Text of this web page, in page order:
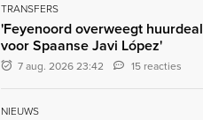
TRANSFERS
'Feyenoord overweegt huurdeal
voor Spaanse Javi López'
7 aug. 2026 23:42 15 reacties
NIEUWS